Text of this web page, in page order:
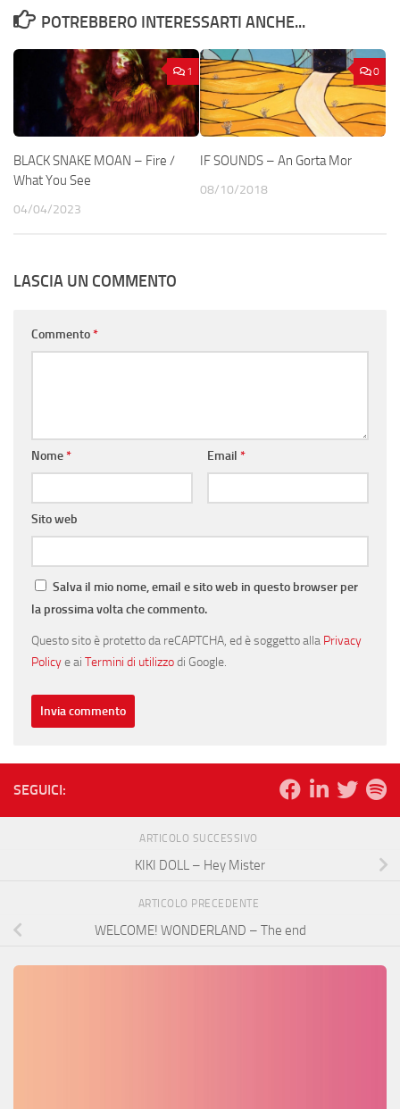
POTREBBERO INTERESSARTI ANCHE...
1
BLACK SNAKE MOAN – Fire /
What You See
04/04/2023
0
IF SOUNDS – An Gorta Mor
08/10/2018
LASCIA UN COMMENTO
Commento*
Nome* Email *
Sito web
Salva il mio nome, email e sito web in questo browser per
la prossima volta che commento.
Questo sito è protetto da reCAPTCHA, ed è soggetto alla Privacy
Policye ai Termini di utilizzodi Google.
SEGUICI:
ARTICOLO SUCCESSIVO
KIKI DOLL – Hey Mister
ARTICOLO PRECEDENTE
WELCOME! WONDERLAND – The end